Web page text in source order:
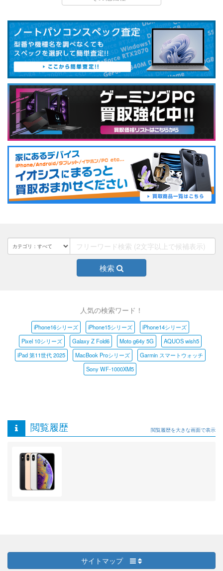
検索
人気の検索ワード！
iPhone16シリーズ iPhone15シリーズ
iPhone14シリーズ
Pixel 10シリーズ
Galaxy Z Fold6 Moto g64y 5G
AQUOS wish5
iPad 第11世代 2025
MacBook Proシリーズ
Garmin スマートウォッチ
Sony WF-1000XM5
閲覧履歴 閲覧履歴を大きな画面で表示
サイトマップ